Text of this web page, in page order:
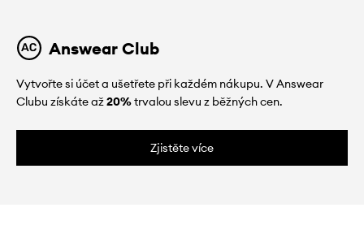
Answear Club
Vytvořte si účet a ušetřete při každém nákupu. V Answear
Clubu získáte až20%trvalou slevu z běžných cen.
Zjistěte více